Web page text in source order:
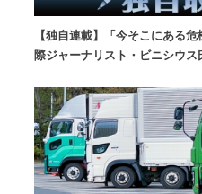
【独自連載】「今そこにある
際ジャーナリスト・ビニシウス